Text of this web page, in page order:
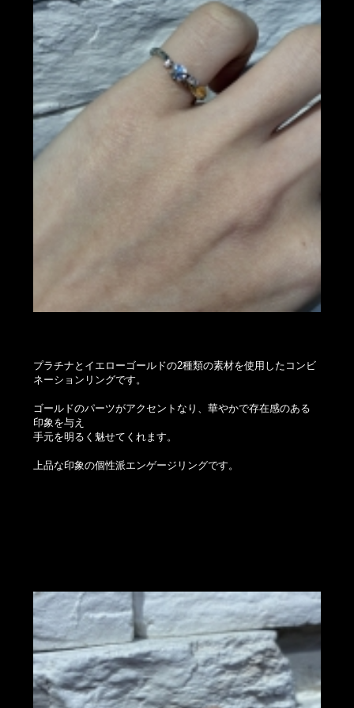
プラチナとイエローゴールドの2種類の素材を使用したコンビ
ネーションリングです。
ゴールドのパーツがアクセントなり、華やかで存在感のある
印象を与え
手元を明るく魅せてくれます。
上品な印象の個性派エンゲージリングです。